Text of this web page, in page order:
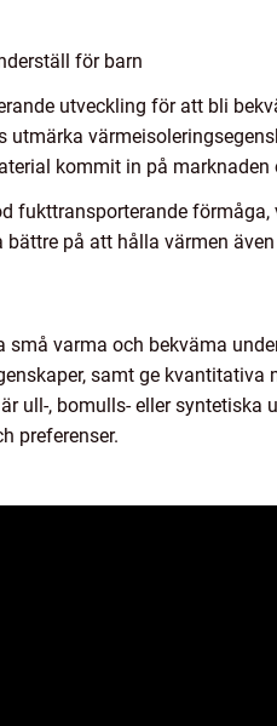
för barn
utveckling för att bli
kommit in på
fukttransporterande
på att hålla värmen
varma och bekväma
samt ge
ull-, bomulls- eller
preferenser.